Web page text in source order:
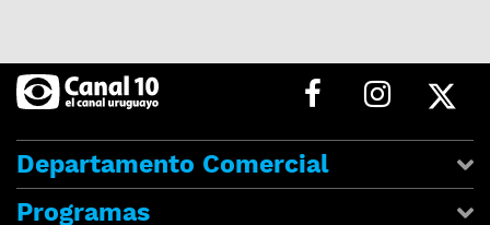
Departamento Comercial
Programas